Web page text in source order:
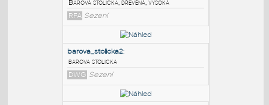
Henriksdal_Bar_Stool
Dřevěná barová stolička Henriksdal (IKEA)
RFA Sezení
Wood_Bar_Chair: